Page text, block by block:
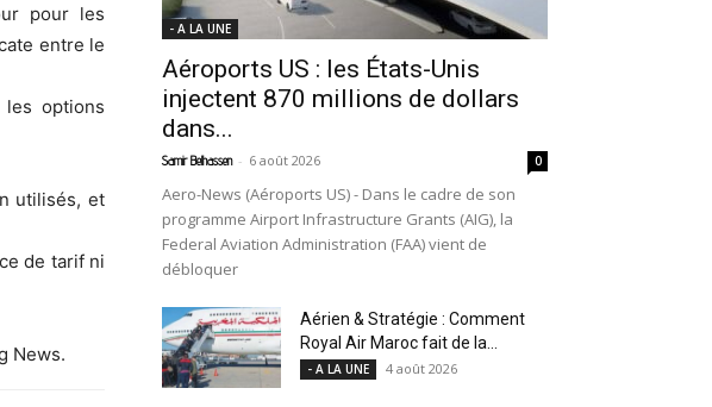
pour les
entre le
options
utilisés, et
de tarif ni
News.
- A LA UNE
Aéroports US : les États-Unis
injectent 870 millions de dollars
dans...
Samir Belhassen - 6 août 2026 0
Aero-News (Aéroports US) - Dans le cadre de son
programme Airport Infrastructure Grants (AIG), la
Federal Aviation Administration (FAA) vient de
débloquer
Aérien & Stratégie : Comment
Royal Air Maroc fait de la...
- A LA UNE 4 août 2026